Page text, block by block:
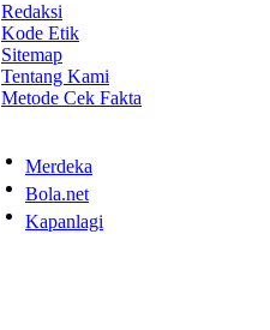
Redaksi
Kode Etik
Sitemap
Tentang Kami
Metode Cek Fakta
Merdeka
Bola.net
Kapanlagi